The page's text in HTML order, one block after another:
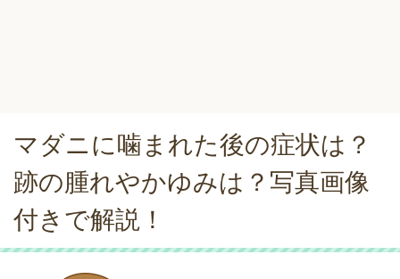
マダニに噛まれた後の症状は？
跡の腫れやかゆみは？写真画像
付きで解説！